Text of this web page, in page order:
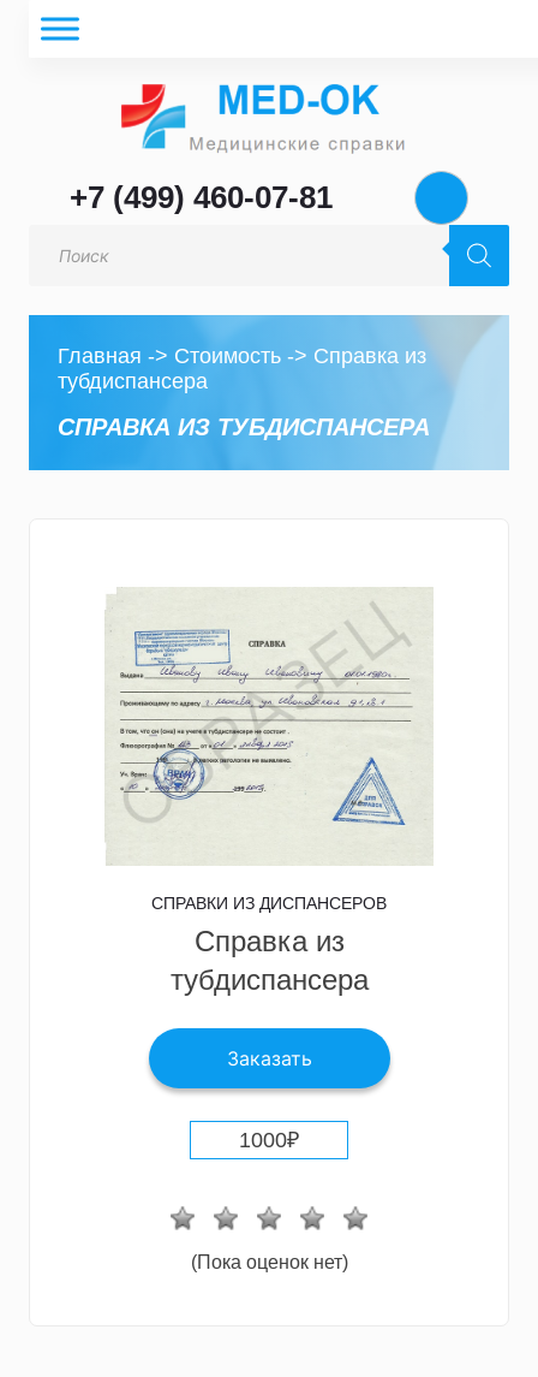
+7 (499) 460-07-81
товаров
Главная -> Стоимость -> Справка из
тубдиспансера
СПРАВКА ИЗ ТУБДИСПАНСЕРА
СПРАВКИ ИЗ ДИСПАНСЕРОВ
Справка из
тубдиспансера
Заказать
1000₽
(Пока оценок нет)